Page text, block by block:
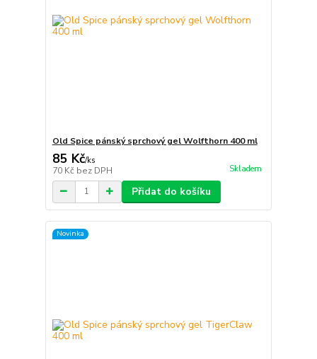
Old Spice pánský sprchový gel Wolfthorn 400 ml
85 Kč/ks
70 Kč bez DPH Skladem
Přidat do košíku
Novinka